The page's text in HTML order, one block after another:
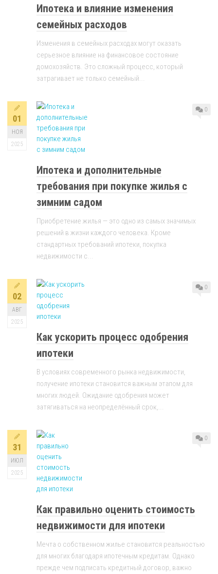
Ипотека и влияние изменения
семейных расходов
Изменения в семейных расходах могут оказать
серьезное влияние на финансовое состояние
домохозяйств. Это сложный процесс, который
затрагивает не только семейный...
01
НОЯ
2025
0
Ипотека и дополнительные
требования при покупке жилья с
зимним садом
Приобретение жилья — это одно из самых значимых
решений в жизни каждого человека. Кроме
стандартных требований ипотеки, покупка
недвижимости с...
02
АВГ
2025
0
Как ускорить процесс одобрения
ипотеки
В условиях современного рынка недвижимости,
получение ипотеки становится важным этапом для
многих людей. Ожидание одобрения может
затягиваться на неопределённый срок,...
31
ИЮЛ
2025
0
Как правильно оценить стоимость
недвижимости для ипотеки
Мечта о собственном жилье становится реальностью
для многих благодаря ипотечным кредитам. Однако
прежде чем подписать кредитный договор, важно